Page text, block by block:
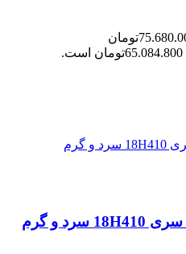
قیمت اصلی 75.680.000تومان